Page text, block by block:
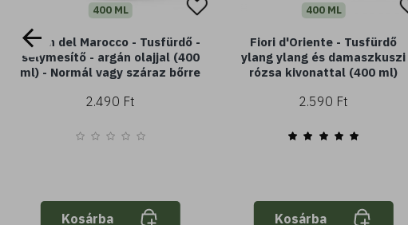
400 ML
Argan del Marocco - Tusfürdő -
selymesítő - argán olajjal (400
ml) - Normál vagy száraz bőrre
2.490 Ft
Kosárba
400 ML
Fiori d'Oriente - Tusfürdő
ylang ylang és damaszkuszi
rózsa kivonattal (400 ml)
2.590 Ft
Kosárba